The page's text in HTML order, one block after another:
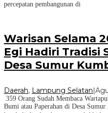
percepatan pembangunan di
Warisan Selama
Egi Hadiri Tradisi
Desa Sumur
Daerah, Lampung Selatan|
359 Orang Sudah Membaca
Bumi atau Paperahan di Desa